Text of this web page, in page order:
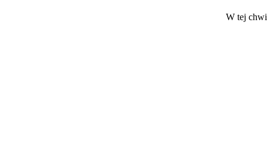
W tej